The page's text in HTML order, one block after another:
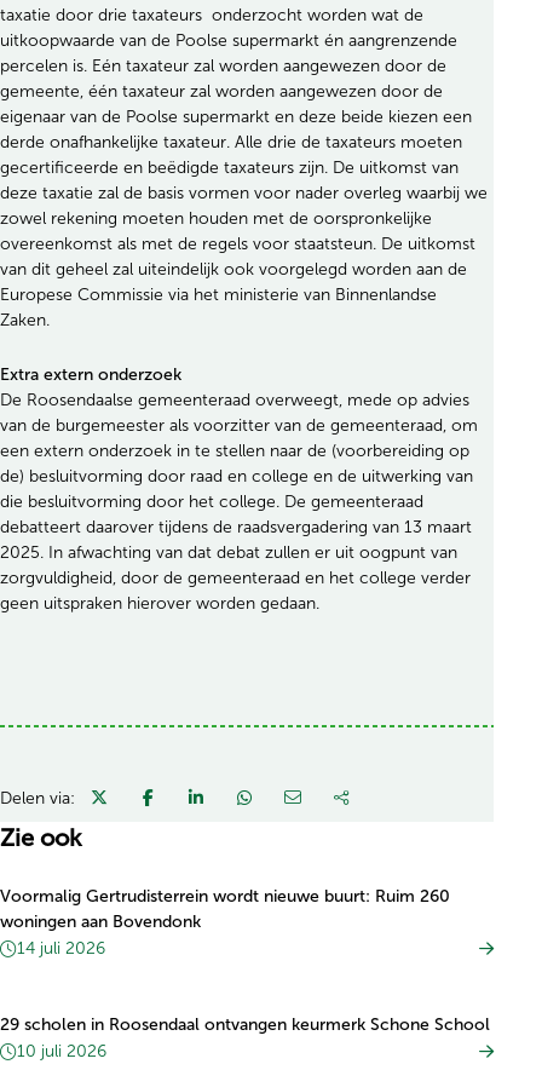
taxatie door drie taxateurs onderzocht worden wat de
uitkoopwaarde van de Poolse supermarkt én aangrenzende
percelen is. Eén taxateur zal worden aangewezen door de
gemeente, één taxateur zal worden aangewezen door de
eigenaar van de Poolse supermarkt en deze beide kiezen een
derde onafhankelijke taxateur. Alle drie de taxateurs moeten
gecertificeerde en beëdigde taxateurs zijn. De uitkomst van
deze taxatie zal de basis vormen voor nader overleg waarbij we
zowel rekening moeten houden met de oorspronkelijke
overeenkomst als met de regels voor staatsteun. De uitkomst
van dit geheel zal uiteindelijk ook voorgelegd worden aan de
Europese Commissie via het ministerie van Binnenlandse
Zaken.
Extra extern onderzoek
De Roosendaalse gemeenteraad overweegt, mede op advies
van de burgemeester als voorzitter van de gemeenteraad, om
een extern onderzoek in te stellen naar de (voorbereiding op
de) besluitvorming door raad en college en de uitwerking van
die besluitvorming door het college. De gemeenteraad
debatteert daarover tijdens de raadsvergadering van 13 maart
2025. In afwachting van dat debat zullen er uit oogpunt van
zorgvuldigheid, door de gemeenteraad en het college verder
geen uitspraken hierover worden gedaan.
Delen via:
Zie ook
Voormalig Gertrudisterrein wordt nieuwe buurt: Ruim 260
woningen aan Bovendonk
14 juli 2026
29 scholen in Roosendaal ontvangen keurmerk Schone School
10 juli 2026